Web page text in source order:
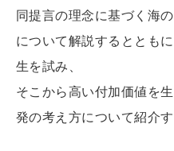
同提言の理念に基づく海
について解説するととも
生を試み、
そこから高い付加価値を
発の考え方について紹介す